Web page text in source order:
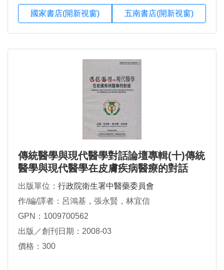
國家書店(開新視窗) 五南書店(開新視窗)
傳統醫學與現代醫學對話論壇專輯(十)傳統
醫學與現代醫學在皮膚疾病醫療的對話
出版單位： 行政院衛生署中醫藥委員會
作/編/譯者：呂鴻基，張永賢，林宜信
GPN：1009700562
出版／創刊日期：2008-03
價格：300